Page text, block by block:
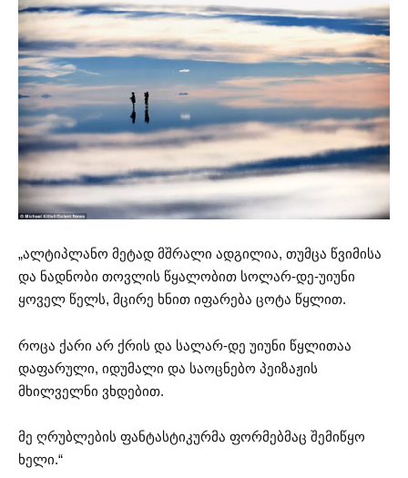
„ალტიპლანო მეტად მშრალი ადგილია, თუმცა წვიმისა
და ნადნობი თოვლის წყალობით სოლარ-დე-უიუნი
ყოველ წელს, მცირე ხნით იფარება ცოტა წყლით.
როცა ქარი არ ქრის და სალარ-დე უიუნი წყლითაა
დაფარული, იდუმალი და საოცნებო პეიზაჟის
მხილველნი ვხდებით.
მე ღრუბლების ფანტასტიკურმა ფორმებმაც შემიწყო
ხელი.“